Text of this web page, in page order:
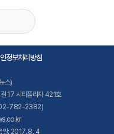
정보처리방침
스)
17 시티플라자 421호
02-782-2382)
일: 2017. 8. 4